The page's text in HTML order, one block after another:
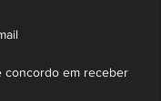
concordo em receber